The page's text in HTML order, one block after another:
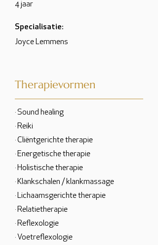
4 jaar
Specialisatie:
Joyce Lemmens
Therapievormen
· Sound healing
· Reiki
· Cliëntgerichte therapie
· Energetische therapie
· Holistische therapie
· Klankschalen / klankmassage
· Lichaamsgerichte therapie
· Relatietherapie
· Reflexologie
· Voetreflexologie